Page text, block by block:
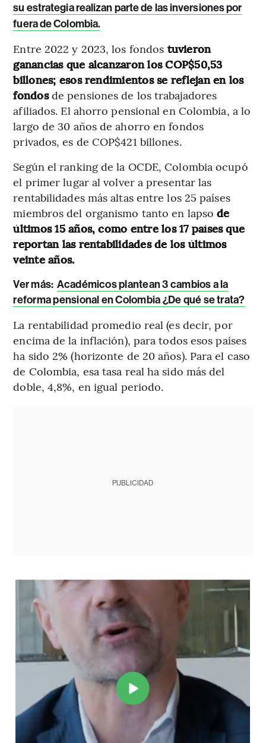
su estrategia realizan parte de las inversiones por
fuera de Colombia.
Entre 2022 y 2023, los fondos tuvieron
ganancias que alcanzaron los COP$50,53
billones; esos rendimientos se reflejan en los
fondosde pensiones de los trabajadores
afiliados. El ahorro pensional en Colombia, a lo
largo de 30 años de ahorro en fondos
privados, es de COP$421 billones.
Según el ranking de la OCDE, Colombia ocupó
el primer lugar al volver a presentar las
rentabilidades más altas entre los 25 países
miembros del organismo tanto en lapsode
últimos 15 años, como entre los 17 países que
reportan las rentabilidades de los últimos
veinte años.
Ver más: Académicos plantean 3 cambios a la
reforma pensional en Colombia ¿De qué se trata?
La rentabilidad promedio real (es decir, por
encima de la inflación), para todos esos países
ha sido 2% (horizonte de 20 años). Para el caso
de Colombia, esa tasa real ha sido más del
doble, 4,8%, en igual periodo.
PUBLICIDAD